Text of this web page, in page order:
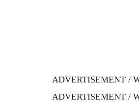
ADVERTISEMENT /
ADVERTISEMENT /